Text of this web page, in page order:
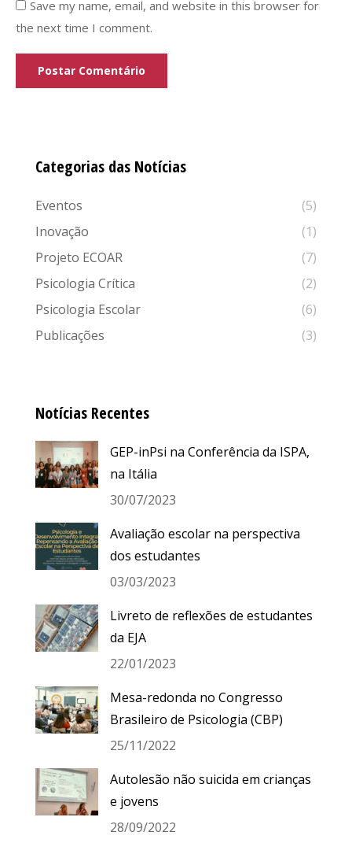
Save my name, email, and website in this browser for
the next time I comment.
Postar Comentário
Categorias das Notícias
Eventos
(5)
Inovação
(1)
Projeto ECOAR
(7)
Psicologia Crítica
(2)
Psicologia Escolar
(6)
Publicações
(3)
Notícias Recentes
GEP-inPsi na Conferência da ISPA,
na Itália
30/07/2023
Avaliação escolar na perspectiva
dos estudantes
03/03/2023
Livreto de reflexões de estudantes
da EJA
22/01/2023
Mesa-redonda no Congresso
Brasileiro de Psicologia (CBP)
25/11/2022
Autolesão não suicida em crianças
e jovens
28/09/2022